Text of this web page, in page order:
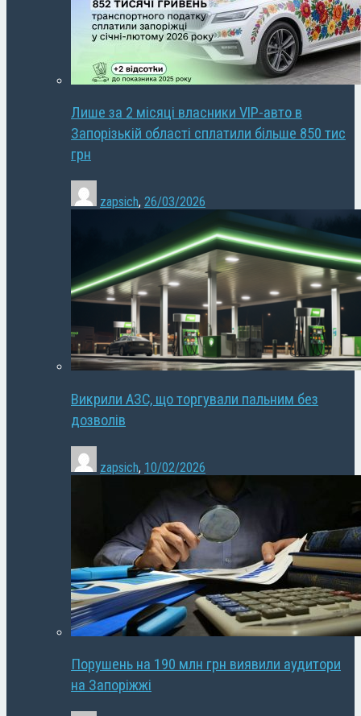
Лише за 2 місяці власники VIP-авто в
Запорізькій області сплатили більше 850 тис
грн
zapsich, 26/03/2026
Викрили АЗС, що торгували пальним без
дозволів
zapsich, 10/02/2026
Порушень на 190 млн грн виявили аудитори
на Запоріжжі